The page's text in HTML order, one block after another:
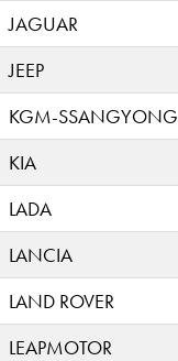
JAGUAR
JEEP
KGM-SSANGYONG
KIA
LADA
LANCIA
LAND ROVER
LEAPMOTOR